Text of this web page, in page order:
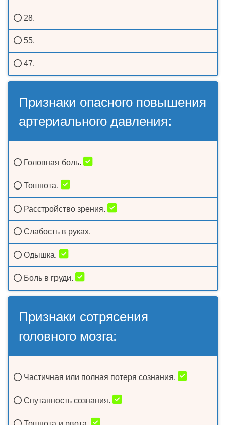
28.
55.
47.
Признаки опасного повышения
артериального давления:
Головная боль.
Тошнота.
Расстройство зрения.
Слабость в руках.
Одышка.
Боль в груди.
Признаки сотрясения
головного мозга:
Частичная или полная потеря сознания.
Спутанность сознания.